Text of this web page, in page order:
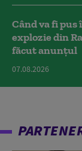
Când va fi
explozie din
făcut anunțul
07.08.2026